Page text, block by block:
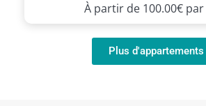
À partir de 100.00€
Plus d'appartements